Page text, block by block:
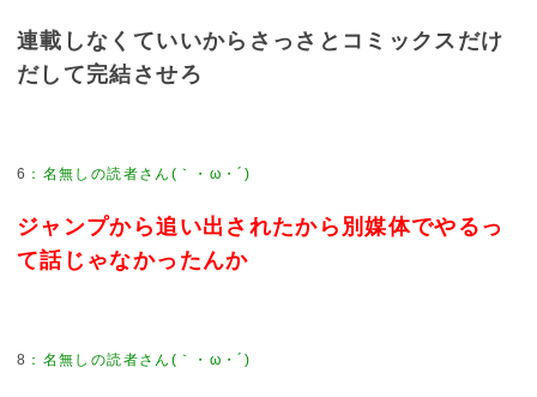
連載しなくていいからさっさとコミックスだけ
だして完結させろ
6 ： 名無しの読者さん(｀・ω・´)
ジャンプから追い出されたから別媒体でやるっ
て話じゃなかったんか
8 ： 名無しの読者さん(｀・ω・´)